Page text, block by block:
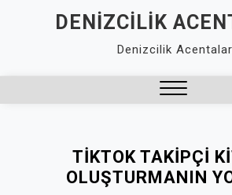
DENIZCILIK
Denizcilik
TIKTOK TAKIPÇI
OLUŞTURMANIN